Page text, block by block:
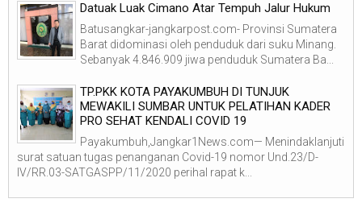
Datuak Luak Cimano Atar Tempuh Jalur Hukum
Batusangkar-jangkarpost.com- Provinsi Sumatera
Barat didominasi oleh penduduk dari suku Minang.
Sebanyak 4.846.909 jiwa penduduk Sumatera Ba...
TP.PKK KOTA PAYAKUMBUH DI TUNJUK
MEWAKILI SUMBAR UNTUK PELATIHAN KADER
PRO SEHAT KENDALI COVID 19
Payakumbuh,Jangkar1News.com— Menindaklanjuti
surat satuan tugas penanganan Covid-19 nomor Und.23/D-
IV/RR.03-SATGASPP/11/2020 perihal rapat k...